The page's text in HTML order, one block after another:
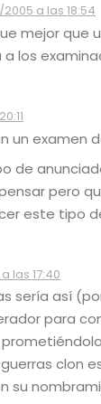
a las 18:54
mejor
los
un examen
de
pero
este tipo
las 17:40
sería así
para
clon
su